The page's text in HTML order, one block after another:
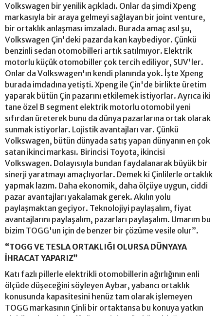
Volkswagen bir yenilik açıkladı. Onlar da şimdi Xpeng
markasıyla bir araya gelmeyi sağlayan bir joint venture,
bir ortaklık anlaşması imzaladı. Burada amaç asıl şu,
Volkswagen Çin'deki pazarda kan kaybediyor. Çünkü
benzinli sedan otomobilleri artık satılmıyor. Elektrik
motorlu küçük otomobiller çok tercih ediliyor, SUV'ler.
Onlar da Volkswagen'ın kendi planında yok. İşte Xpeng
burada imdadına yetişti. Xpeng ile Çin'de birlikte üretim
yaparak bütün Çin pazarını etkilemek istiyorlar. Ayrıca iki
tane özel B segment elektrik motorlu otomobil yeni
sıfırdan üreterek bunu da dünya pazarlarına ortak olarak
sunmak istiyorlar. Lojistik avantajları var. Çünkü
Volkswagen, bütün dünyada satış yapan dünyanın en çok
satan ikinci markası. Birincisi Toyota, ikincisi
Volkswagen. Dolayısıyla bundan faydalanarak büyük bir
sinerji yaratmayı amaçlıyorlar. Demek ki Çinlilerle ortaklık
yapmak lazım. Daha ekonomik, daha ölçüye uygun, ciddi
pazar avantajları yakalamak gerek. Akılın yolu
paylaşmaktan geçiyor. Teknolojiyi paylaşalım, fiyat
avantajlarını paylaşalım, pazarları paylaşalım. Umarım bu
bizim TOGG'un için de benzer bir çözüme vesile olur”.
“TOGG VE TESLA ORTAKLIĞI OLURSA DÜNYAYA
İHRACAT YAPARIZ”
Katı fazlı pillerle elektrikli otomobillerin ağırlığının enli
ölçüde düşeceğini söyleyen Aybar, yabancı ortaklık
konusunda kapasitesini henüz tam olarak işlemeyen
TOGG markasının Çinli bir ortaktansa bu konuya yatkın